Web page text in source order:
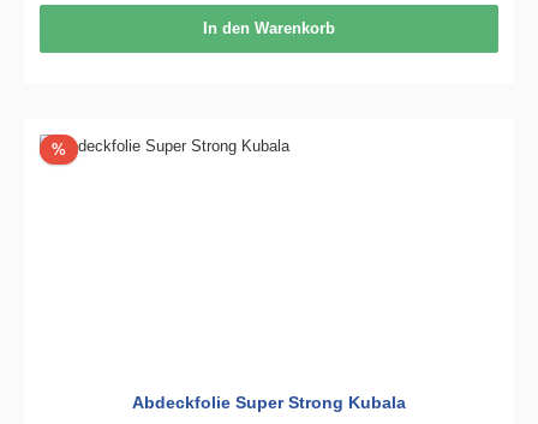
In den Warenkorb
%Rabatt
Abdeckfolie Super Strong Kubala